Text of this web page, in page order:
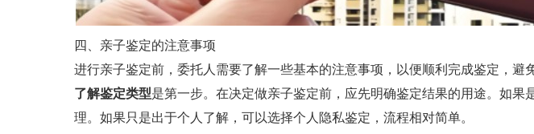
四、亲子鉴定的注意事项
进行亲子鉴定前，委托人需要了解一些基本的注意事项，以便顺利完成鉴定，避
了解鉴定类型是第一步。在决定做亲子鉴定前，应先明确鉴定结果的用途。如
理。如果只是出于个人了解，可以选择个人隐私鉴定，流程相对简单。